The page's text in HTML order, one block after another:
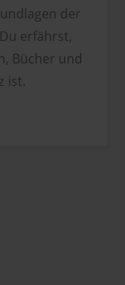
der
erfährst,
Bücher und
ist.